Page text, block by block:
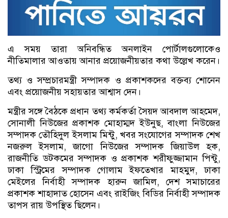
এ সময় তারা অনিবন্ধিত অনলাইন পোর্টালগুলোকেও
নীতিমালার আওতায় আনার প্রয়োজনীয়তার কথা উল্লেখ করেন।
তথ্য ও সম্প্রচারমন্ত্রী সম্পাদক ও প্রকাশকদের বক্তব্য শোনেন
এবং প্রয়োজনীয় সহায়তার আশ্বাস দেন।
মন্ত্রীর সঙ্গে বৈঠকে প্রধান তথ্য কর্মকর্তা সৈয়দ আবদাল আহমেদ,
সোনালী নিউজের প্রকাশক মোহাম্মদ ইউনুছ, বাংলা নিউজের
সম্পাদক তৌহিদুল ইসলাম মিন্টু, খবর সংযোগের সম্পাদক শেখ
নজরুল ইসলাম, জাগো নিউজের সম্পাদক জিয়াউল হক,
রাজনীতি ডটকমের সম্পাদক ও প্রকাশক শরীফুজ্জামান পিন্টু,
ঢাকা স্ট্রিমের সম্পাদক গোলাম ইফতেখার মাহমুদ, ঢাকা
মেইলের নির্বাহী সম্পাদক হারুন জামিল, দেশ সমাচারের
প্রকাশক শাহাদাত হোসেন এবং রাইজিং বিডির নির্বাহী সম্পাদক
তাপস রায় উপস্থিত ছিলেন।